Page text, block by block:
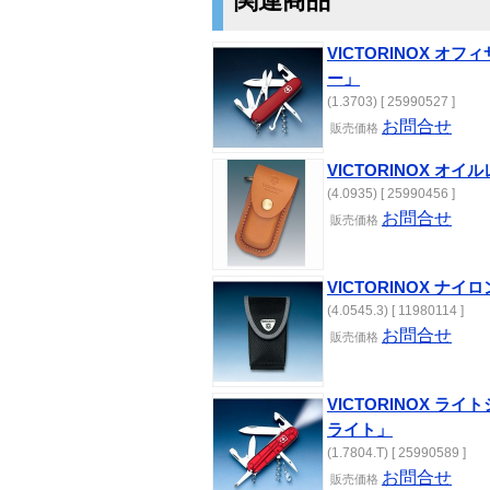
VICTORINOX オフィ
ー」
(1.3703) [ 25990527 ]
販売価格 お問合せ
VICTORINOX オイ
(4.0935) [ 25990456 ]
販売価格 お問合せ
VICTORINOX ナイ
(4.0545.3) [ 11980114 ]
販売価格 お問合せ
VICTORINOX ライト
ライト」
(1.7804.T) [ 25990589 ]
販売価格 お問合せ